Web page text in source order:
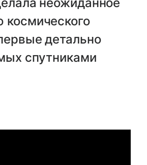
детально
спутниками